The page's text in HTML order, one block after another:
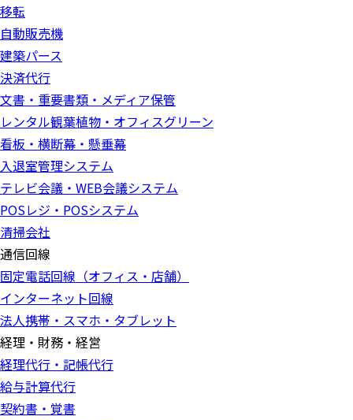
移転
自動販売機
建築パース
決済代行
文書・重要書類・メディア保管
レンタル観葉植物・オフィスグリーン
看板・横断幕・懸垂幕
入退室管理システム
テレビ会議・WEB会議システム
POSレジ・POSシステム
清掃会社
通信回線
固定電話回線（オフィス・店舗）
インターネット回線
法人携帯・スマホ・タブレット
経理・財務・経営
経理代行・記帳代行
給与計算代行
契約書・覚書